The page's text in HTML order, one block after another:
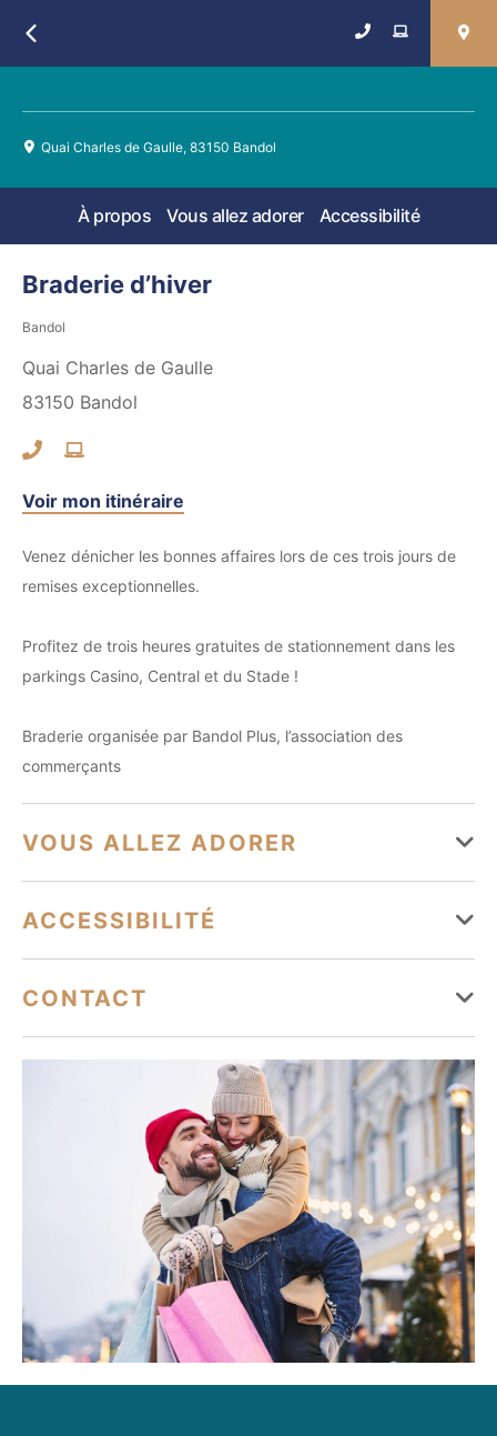
Quai Charles de Gaulle, 83150 Bandol
À propos Vous allez adorer Accessibilité
Braderie d’hiver
Bandol
Quai Charles de Gaulle
83150 Bandol
Voir mon itinéraire
Venez dénicher les bonnes affaires lors de ces trois jours de
remises exceptionnelles.
Profitez de trois heures gratuites de stationnement dans les
parkings Casino, Central et du Stade !
Braderie organisée par Bandol Plus, l’association des
commerçants
VOUS ALLEZ ADORER
Animaux acceptés
ACCESSIBILITÉ
CONTACT